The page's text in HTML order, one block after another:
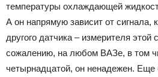
температуры охлаждающей
А он напрямую зависит от сигнала,
другого датчика – измерителя
сожалению, на любом ВАЗе, в том
четырнадцатой, он ненадежен. Еще